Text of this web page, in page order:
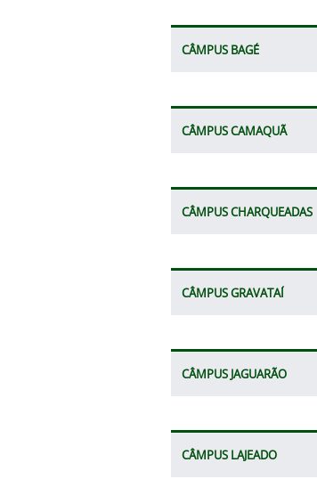
CÂMPUS BAGÉ
CÂMPUS CAMAQUÃ
CÂMPUS CHARQUEADAS
CÂMPUS GRAVATAÍ
CÂMPUS JAGUARÃO
CÂMPUS LAJEADO